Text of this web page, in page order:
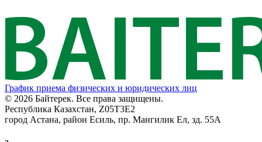
График приема физических и юридических лиц
© 2026 Байтерек. Все права защищены.
Республика Казахстан, Z05T3E2
город Астана, район Есиль, пр. Мангилик Ел, зд. 55А